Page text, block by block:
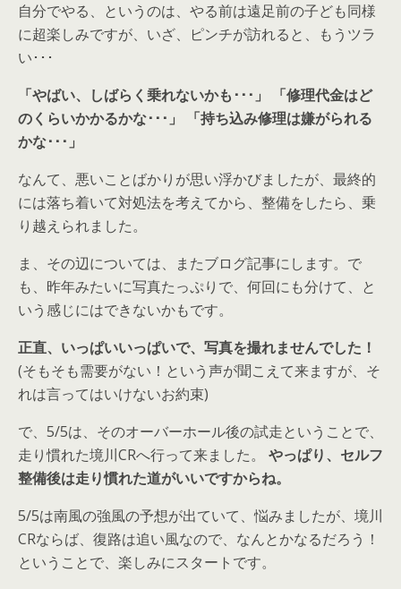
自分でやる、というのは、やる前は遠足前の子ども同様
に超楽しみですが、いざ、ピンチが訪れると、もうツラ
い･･･
「やばい、しばらく乗れないかも･･･」
「修理代金はど
のくらいかかるかな･･･」
「持ち込み修理は嫌がられる
かな･･･」
なんて、悪いことばかりが思い浮かびましたが、最終的
には落ち着いて対処法を考えてから、整備をしたら、乗
り越えられました。
ま、その辺については、またブログ記事にします。で
も、昨年みたいに写真たっぷりで、何回にも分けて、と
いう感じにはできないかもです。
正直、いっぱいいっぱいで、写真を撮れませんでした！
(そもそも需要がない！という声が聞こえて来ますが、そ
れは言ってはいけないお約束)
で、5/5は、そのオーバーホール後の試走ということで、
走り慣れた境川CRへ行って来ました。 やっぱり、セルフ
整備後は走り慣れた道がいいですからね。
5/5は南風の強風の予想が出ていて、悩みましたが、境川
CRならば、復路は追い風なので、なんとかなるだろう！
ということで、楽しみにスタートです。